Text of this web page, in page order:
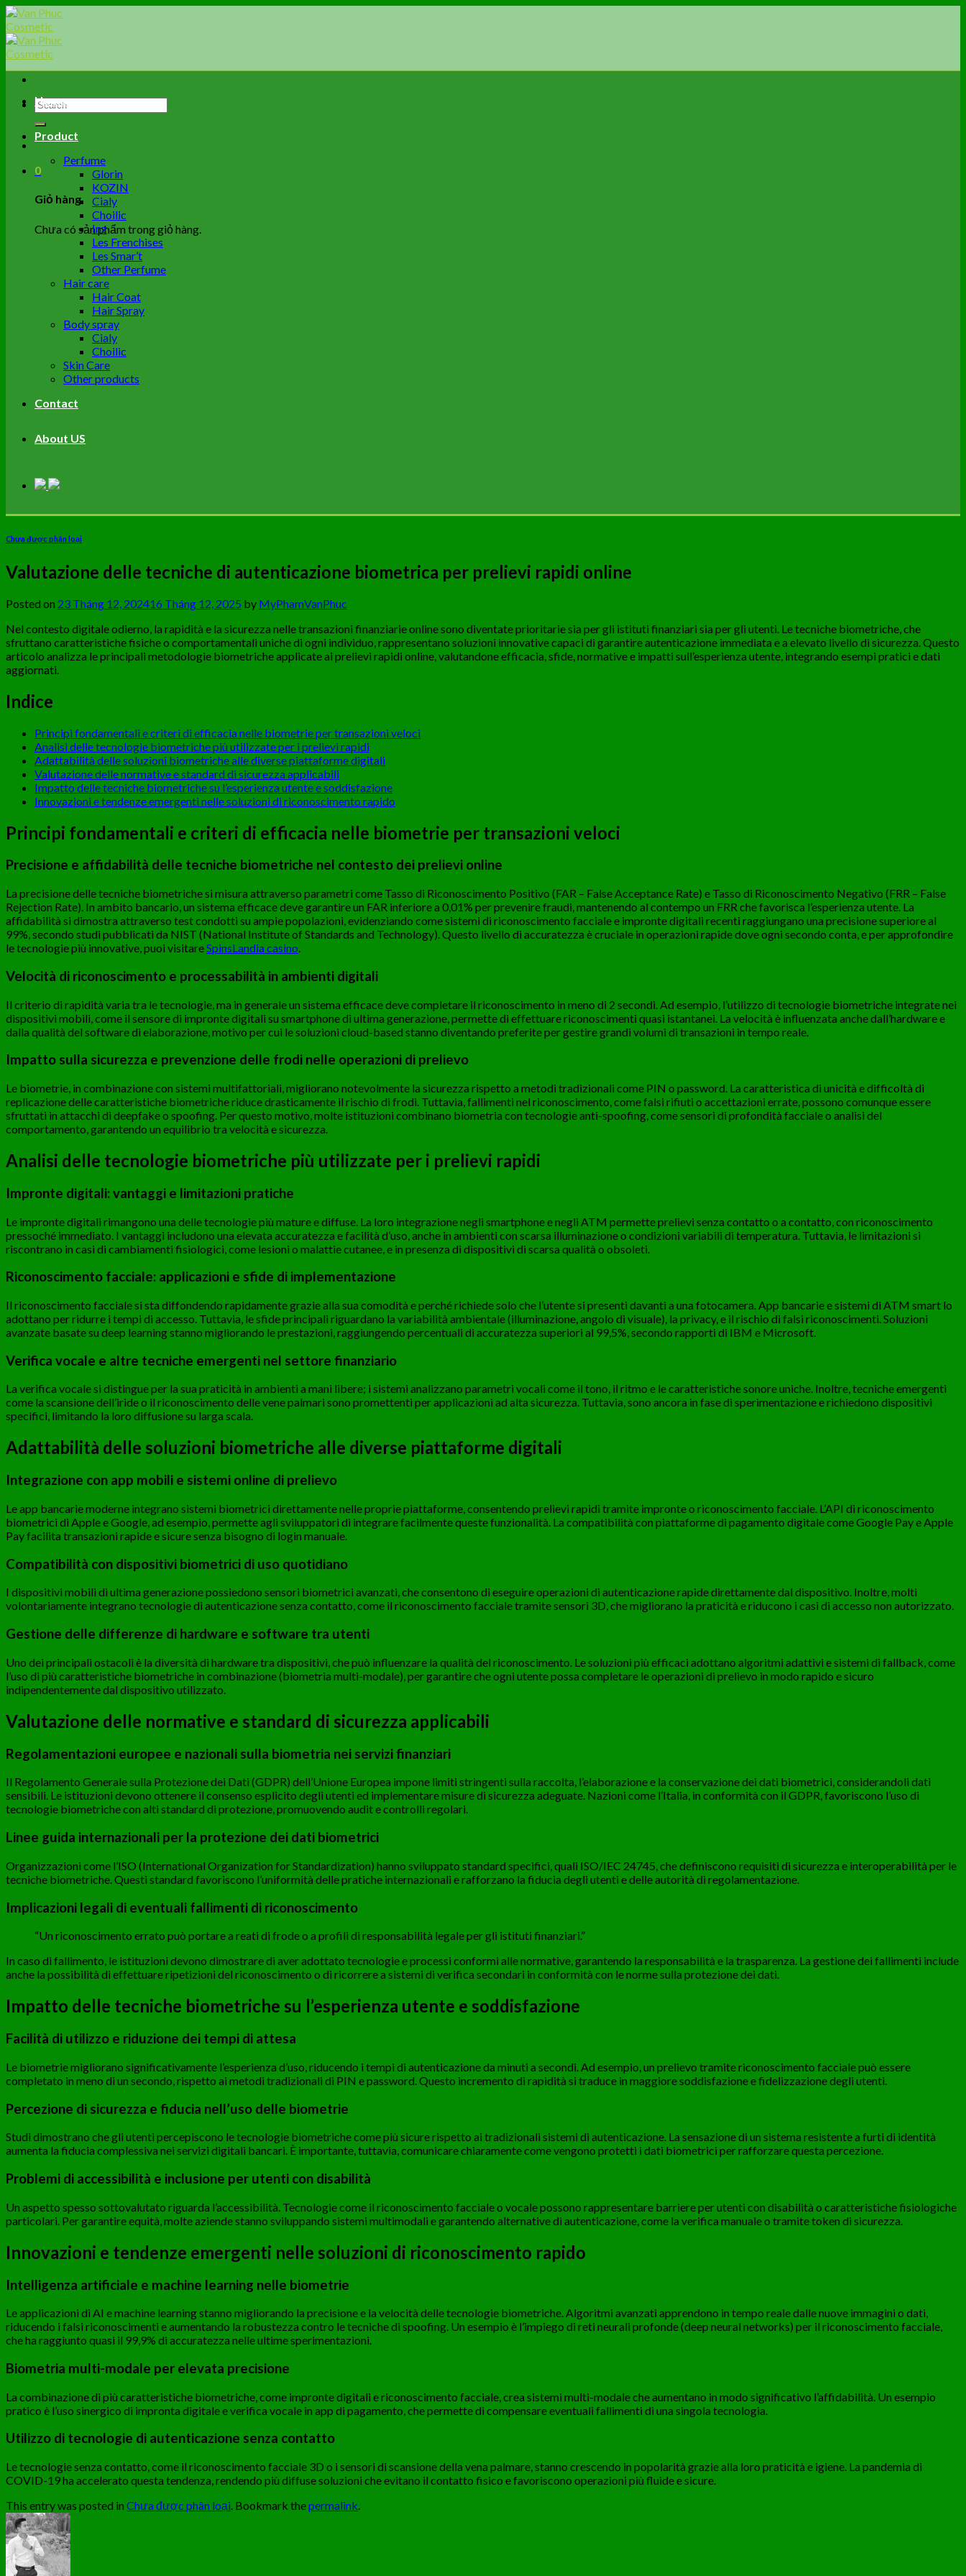
Skip
to
content
Tìm
kiếm:
0
Giỏ hàng
Chưa có sản phẩm trong giỏ hàng.
Home
Product
Perfume
Glorin
KOZIN
Cialy
Choilic
Inz
Les Frenchises
Les Smar’t
Other Perfume
Hair care
Hair Coat
Hair Spray
Body spray
Cialy
Choilic
Skin Care
Other products
Contact
About US
Chưa được phân loại
Valutazione delle tecniche di autenticazione biometrica per prelievi rapidi online
Posted on 23 Tháng 12, 202416 Tháng 12, 2025 by MyPhamVanPhuc
Nel contesto digitale odierno, la rapidità e la sicurezza nelle transazioni finanziarie online sono diventate prioritarie sia per gli istituti finanziari sia per gli utenti. Le tecniche biometriche, che
sfruttano caratteristiche fisiche o comportamentali uniche di ogni individuo, rappresentano soluzioni innovative capaci di garantire autenticazione immediata e a elevato livello di sicurezza. Questo
articolo analizza le principali metodologie biometriche applicate ai prelievi rapidi online, valutandone efficacia, sfide, normative e impatti sull’esperienza utente, integrando esempi pratici e dati
aggiornati.
Indice
Principi fondamentali e criteri di efficacia nelle biometrie per transazioni veloci
Analisi delle tecnologie biometriche più utilizzate per i prelievi rapidi
Adattabilità delle soluzioni biometriche alle diverse piattaforme digitali
Valutazione delle normative e standard di sicurezza applicabili
Impatto delle tecniche biometriche su l’esperienza utente e soddisfazione
Innovazioni e tendenze emergenti nelle soluzioni di riconoscimento rapido
Principi fondamentali e criteri di efficacia nelle biometrie per transazioni veloci
Precisione e affidabilità delle tecniche biometriche nel contesto dei prelievi online
La precisione delle tecniche biometriche si misura attraverso parametri come Tasso di Riconoscimento Positivo (FAR – False Acceptance Rate) e Tasso di Riconoscimento Negativo (FRR – False
Rejection Rate). In ambito bancario, un sistema efficace deve garantire un FAR inferiore a 0,01% per prevenire fraudi, mantenendo al contempo un FRR che favorisca l’esperienza utente. La
affidabilità si dimostra attraverso test condotti su ampie popolazioni, evidenziando come sistemi di riconoscimento facciale e impronte digitali recenti raggiungano una precisione superiore al
99%, secondo studi pubblicati da NIST (National Institute of Standards and Technology). Questo livello di accuratezza è cruciale in operazioni rapide dove ogni secondo conta, e per approfondire
le tecnologie più innovative, puoi visitareSpinsLandia casino.
Velocità di riconoscimento e processabilità in ambienti digitali
Il criterio di rapidità varia tra le tecnologie, ma in generale un sistema efficace deve completare il riconoscimento in meno di 2 secondi. Ad esempio, l’utilizzo di tecnologie biometriche integrate nei
dispositivi mobili, come il sensore di impronte digitali su smartphone di ultima generazione, permette di effettuare riconoscimenti quasi istantanei. La velocità è influenzata anche dall’hardware e
dalla qualità del software di elaborazione, motivo per cui le soluzioni cloud-based stanno diventando preferite per gestire grandi volumi di transazioni in tempo reale.
Impatto sulla sicurezza e prevenzione delle frodi nelle operazioni di prelievo
Le biometrie, in combinazione con sistemi multifattoriali, migliorano notevolmente la sicurezza rispetto a metodi tradizionali come PIN o password. La caratteristica di unicità e difficoltà di
replicazione delle caratteristiche biometriche riduce drasticamente il rischio di frodi. Tuttavia, fallimenti nel riconoscimento, come falsi rifiuti o accettazioni errate, possono comunque essere
sfruttati in attacchi di deepfake o spoofing. Per questo motivo, molte istituzioni combinano biometria con tecnologie anti-spoofing, come sensori di profondità facciale o analisi del
comportamento, garantendo un equilibrio tra velocità e sicurezza.
Analisi delle tecnologie biometriche più utilizzate per i prelievi rapidi
Impronte digitali: vantaggi e limitazioni pratiche
Le impronte digitali rimangono una delle tecnologie più mature e diffuse. La loro integrazione negli smartphone e negli ATM permette prelievi senza contatto o a contatto, con riconoscimento
pressoché immediato. I vantaggi includono una elevata accuratezza e facilità d’uso, anche in ambienti con scarsa illuminazione o condizioni variabili di temperatura. Tuttavia, le limitazioni si
riscontrano in casi di cambiamenti fisiologici, come lesioni o malattie cutanee, e in presenza di dispositivi di scarsa qualità o obsoleti.
Riconoscimento facciale: applicazioni e sfide di implementazione
Il riconoscimento facciale si sta diffondendo rapidamente grazie alla sua comodità e perché richiede solo che l’utente si presenti davanti a una fotocamera. App bancarie e sistemi di ATM smart lo
adottano per ridurre i tempi di accesso. Tuttavia, le sfide principali riguardano la variabilità ambientale (illuminazione, angolo di visuale), la privacy, e il rischio di falsi riconoscimenti. Soluzioni
avanzate basate su deep learning stanno migliorando le prestazioni, raggiungendo percentuali di accuratezza superiori al 99,5%, secondo rapporti di IBM e Microsoft.
Verifica vocale e altre tecniche emergenti nel settore finanziario
La verifica vocale si distingue per la sua praticità in ambienti a mani libere; i sistemi analizzano parametri vocali come il tono, il ritmo e le caratteristiche sonore uniche. Inoltre, tecniche emergenti
come la scansione dell’iride o il riconoscimento delle vene palmari sono promettenti per applicazioni ad alta sicurezza. Tuttavia, sono ancora in fase di sperimentazione e richiedono dispositivi
specifici, limitando la loro diffusione su larga scala.
Adattabilità delle soluzioni biometriche alle diverse piattaforme digitali
Integrazione con app mobili e sistemi online di prelievo
Le app bancarie moderne integrano sistemi biometrici direttamente nelle proprie piattaforme, consentendo prelievi rapidi tramite impronte o riconoscimento facciale. L’API di riconoscimento
biometrici di Apple e Google, ad esempio, permette agli sviluppatori di integrare facilmente queste funzionalità. La compatibilità con piattaforme di pagamento digitale come Google Pay e Apple
Pay facilita transazioni rapide e sicure senza bisogno di login manuale.
Compatibilità con dispositivi biometrici di uso quotidiano
I dispositivi mobili di ultima generazione possiedono sensori biometrici avanzati, che consentono di eseguire operazioni di autenticazione rapide direttamente dal dispositivo. Inoltre, molti
volontariamente integrano tecnologie di autenticazione senza contatto, come il riconoscimento facciale tramite sensori 3D, che migliorano la praticità e riducono i casi di accesso non autorizzato.
Gestione delle differenze di hardware e software tra utenti
Uno dei principali ostacoli è la diversità di hardware tra dispositivi, che può influenzare la qualità del riconoscimento. Le soluzioni più efficaci adottano algoritmi adattivi e sistemi di fallback, come
l’uso di più caratteristiche biometriche in combinazione (biometria multi-modale), per garantire che ogni utente possa completare le operazioni di prelievo in modo rapido e sicuro
indipendentemente dal dispositivo utilizzato.
Valutazione delle normative e standard di sicurezza applicabili
Regolamentazioni europee e nazionali sulla biometria nei servizi finanziari
Il Regolamento Generale sulla Protezione dei Dati (GDPR) dell’Unione Europea impone limiti stringenti sulla raccolta, l’elaborazione e la conservazione dei dati biometrici, considerandoli dati
sensibili. Le istituzioni devono ottenere il consenso esplicito degli utenti ed implementare misure di sicurezza adeguate. Nazioni come l’Italia, in conformità con il GDPR, favoriscono l’uso di
tecnologie biometriche con alti standard di protezione, promuovendo audit e controlli regolari.
Linee guida internazionali per la protezione dei dati biometrici
Organizzazioni come l’ISO (International Organization for Standardization) hanno sviluppato standard specifici, quali ISO/IEC 24745, che definiscono requisiti di sicurezza e interoperabilità per le
tecniche biometriche. Questi standard favoriscono l’uniformità delle pratiche internazionali e rafforzano la fiducia degli utenti e delle autorità di regolamentazione.
Implicazioni legali di eventuali fallimenti di riconoscimento
“Un riconoscimento errato può portare a reati di frode o a profili di responsabilità legale per gli istituti finanziari.”
In caso di fallimento, le istituzioni devono dimostrare di aver adottato tecnologie e processi conformi alle normative, garantendo la responsabilità e la trasparenza. La gestione dei fallimenti include
anche la possibilità di effettuare ripetizioni del riconoscimento o di ricorrere a sistemi di verifica secondari in conformità con le norme sulla protezione dei dati.
Impatto delle tecniche biometriche su l’esperienza utente e soddisfazione
Facilità di utilizzo e riduzione dei tempi di attesa
Le biometrie migliorano significativamente l’esperienza d’uso, riducendo i tempi di autenticazione da minuti a secondi. Ad esempio, un prelievo tramite riconoscimento facciale può essere
completato in meno di un secondo, rispetto ai metodi tradizionali di PIN e password. Questo incremento di rapidità si traduce in maggiore soddisfazione e fidelizzazione degli utenti.
Percezione di sicurezza e fiducia nell’uso delle biometrie
Studi dimostrano che gli utenti percepiscono le tecnologie biometriche come più sicure rispetto ai tradizionali sistemi di autenticazione. La sensazione di un sistema resistente a furti di identità
aumenta la fiducia complessiva nei servizi digitali bancari. È importante, tuttavia, comunicare chiaramente come vengono protetti i dati biometrici per rafforzare questa percezione.
Problemi di accessibilità e inclusione per utenti con disabilità
Un aspetto spesso sottovalutato riguarda l’accessibilità. Tecnologie come il riconoscimento facciale o vocale possono rappresentare barriere per utenti con disabilità o caratteristiche fisiologiche
particolari. Per garantire equità, molte aziende stanno sviluppando sistemi multimodali e garantendo alternative di autenticazione, come la verifica manuale o tramite token di sicurezza.
Innovazioni e tendenze emergenti nelle soluzioni di riconoscimento rapido
Intelligenza artificiale e machine learning nelle biometrie
Le applicazioni di AI e machine learning stanno migliorando la precisione e la velocità delle tecnologie biometriche. Algoritmi avanzati apprendono in tempo reale dalle nuove immagini o dati,
riducendo i falsi riconoscimenti e aumentando la robustezza contro le tecniche di spoofing. Un esempio è l’impiego di reti neurali profonde (deep neural networks) per il riconoscimento facciale,
che ha raggiunto quasi il 99,9% di accuratezza nelle ultime sperimentazioni.
Biometria multi-modale per elevata precisione
La combinazione di più caratteristiche biometriche, come impronte digitali e riconoscimento facciale, crea sistemi multi-modale che aumentano in modo significativo l’affidabilità. Un esempio
pratico è l’uso sinergico di impronta digitale e verifica vocale in app di pagamento, che permette di compensare eventuali fallimenti di una singola tecnologia.
Utilizzo di tecnologie di autenticazione senza contatto
Le tecnologie senza contatto, come il riconoscimento facciale 3D o i sensori di scansione della vena palmare, stanno crescendo in popolarità grazie alla loro praticità e igiene. La pandemia di
COVID-19 ha accelerato questa tendenza, rendendo più diffuse soluzioni che evitano il contatto fisico e favoriscono operazioni più fluide e sicure.
This entry was posted in Chưa được phân loại. Bookmark thepermalink.